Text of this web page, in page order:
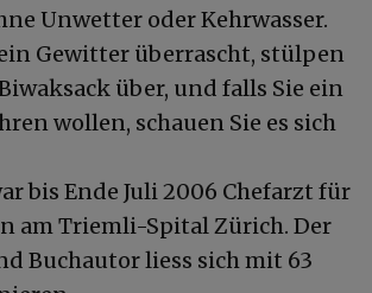
Unwetter oder Kehrwasser.
Gewitter überrascht, stülpen
über, und falls Sie ein
wollen, schauen Sie es sich
bis Ende Juli 2006 Chefarzt für
am Triemli-Spital Zürich. Der
Buchautor liess sich mit 63